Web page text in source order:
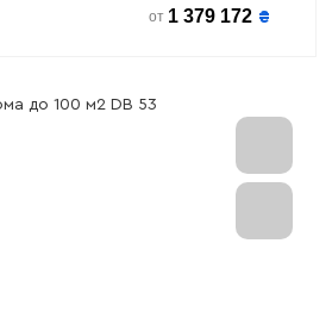
от 1 379 172 ₴